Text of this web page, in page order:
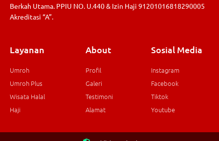
Berkah Utama. PPIU NO. U.440 & Izin Haji 91201016818290005
Akreditasi “A”.
Layanan
Umroh
Umroh Plus
Wisata Halal
Haji
About
Profil
Galeri
Testimoni
Alamat
Sosial Media
Instagram
Facebook
Tiktok
Youtube